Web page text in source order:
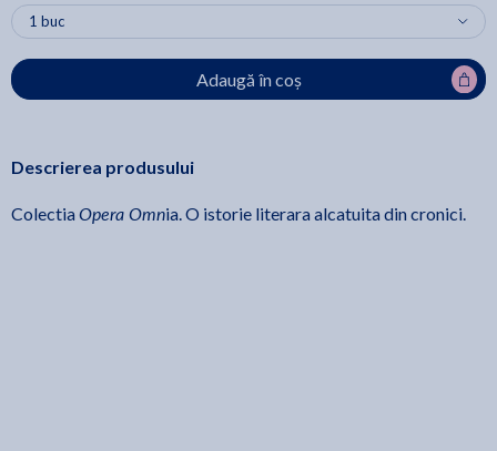
Adaugă în coș
Descrierea produsului
ColectiaOpera Omnia. O istorie literara alcatuita din cronici.